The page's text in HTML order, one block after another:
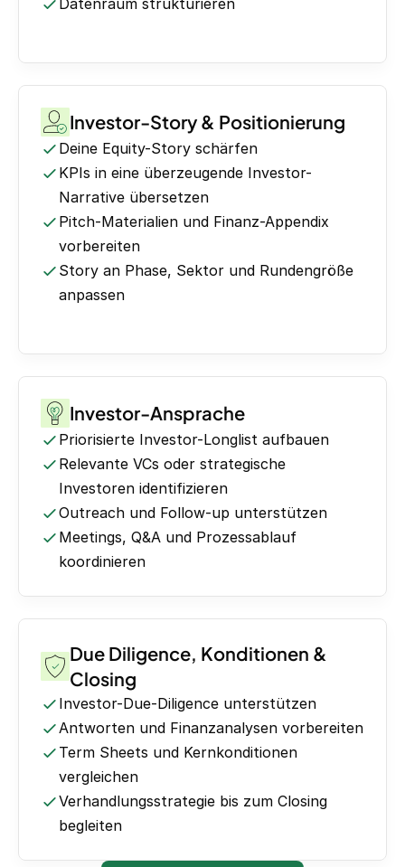
Datenraum strukturieren
Investor-Story & Positionierung
Deine Equity-Story schärfen
KPIs in eine überzeugende Investor-
Narrative übersetzen
Pitch-Materialien und Finanz-Appendix
vorbereiten
Story an Phase, Sektor und Rundengröße
anpassen
Investor-Ansprache
Priorisierte Investor-Longlist aufbauen
Relevante VCs oder strategische
Investoren identifizieren
Outreach und Follow-up unterstützen
Meetings, Q&A und Prozessablauf
koordinieren
Due Diligence, Konditionen &
Closing
Investor-Due-Diligence unterstützen
Antworten und Finanzanalysen vorbereiten
Term Sheets und Kernkonditionen
vergleichen
Verhandlungsstrategie bis zum Closing
begleiten